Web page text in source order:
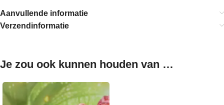
Aanvullende informatie
Verzendinformatie
Je zou ook kunnen houden van …